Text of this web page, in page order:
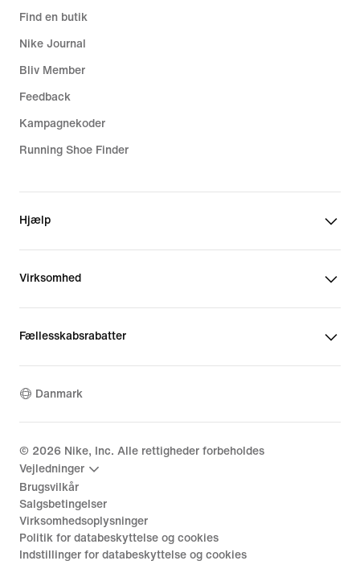
Find en butik
Nike Journal
Bliv Member
Feedback
Kampagnekoder
Running Shoe Finder
Hjælp
Virksomhed
Fællesskabsrabatter
Danmark
© 2026 Nike, Inc. Alle rettigheder forbeholdes
Vejledninger
Brugsvilkår
Salgsbetingelser
Virksomhedsoplysninger
Politik for databeskyttelse og cookies
Indstillinger for databeskyttelse og cookies